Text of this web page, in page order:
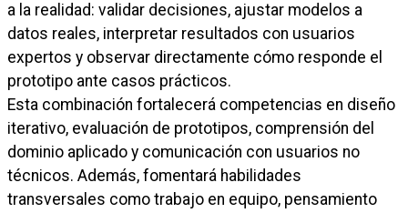
a la realidad: validar decisiones, ajustar modelos a
datos reales, interpretar resultados con usuarios
expertos y observar directamente cómo responde el
prototipo ante casos prácticos.
Esta combinación fortalecerá competencias en diseño
iterativo, evaluación de prototipos, comprensión del
dominio aplicado y comunicación con usuarios no
técnicos. Además, fomentará habilidades
transversales como trabajo en equipo, pensamiento